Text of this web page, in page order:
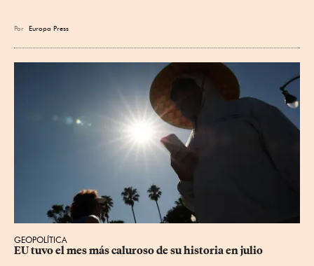
Por Europa Press
GEOPOLÍTICA
EU tuvo el mes más caluroso de su historia en julio